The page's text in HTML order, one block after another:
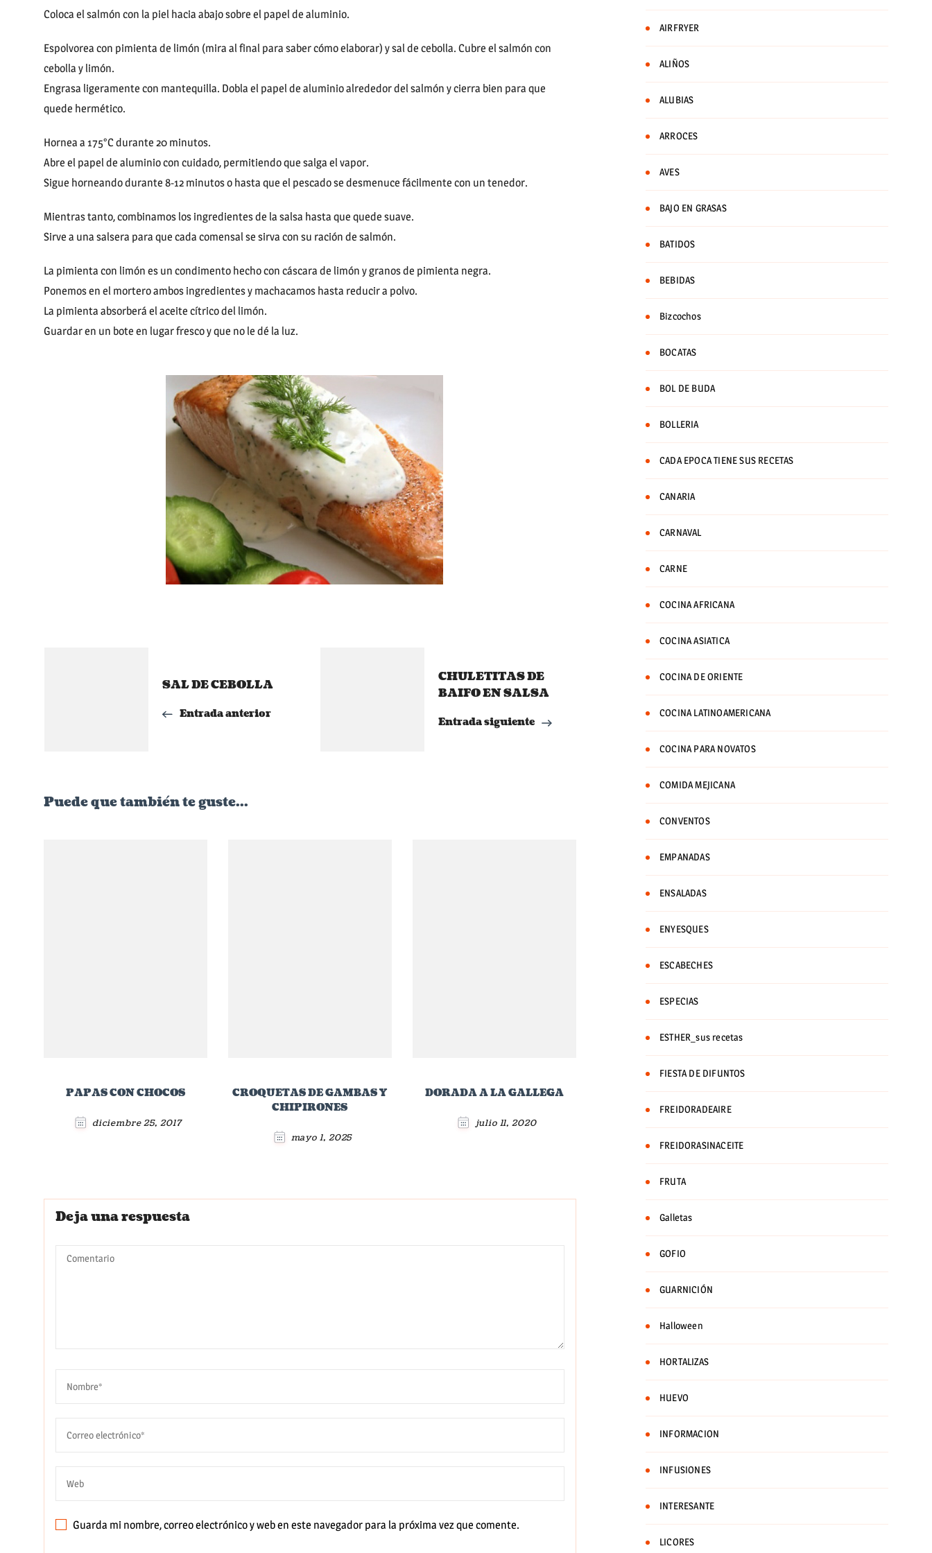
Coloca el salmón con la piel hacia abajo sobre el papel de aluminio.
Espolvorea con pimienta de limón (mira al final para saber cómo elaborar) y sal de cebolla. Cubre el salmón con
cebolla y limón.
Engrasa ligeramente con mantequilla. Dobla el papel de aluminio alrededor del salmón y cierra bien para que
quede hermético.
Hornea a 175°C durante 20 minutos.
Abre el papel de aluminio con cuidado, permitiendo que salga el vapor.
Sigue horneando durante 8-12 minutos o hasta que el pescado se desmenuce fácilmente con un tenedor.
Mientras tanto, combinamos los ingredientes de la salsa hasta que quede suave.
Sirve a una salsera para que cada comensal se sirva con su ración de salmón.
La pimienta con limón es un condimento hecho con cáscara de limón y granos de pimienta negra.
Ponemos en el mortero ambos ingredientes y machacamos hasta reducir a polvo.
La pimienta absorberá el aceite cítrico del limón.
Guardar en un bote en lugar fresco y que no le dé la luz.
SAL DE CEBOLLA
Entrada anterior
CHULETITAS DE
BAIFO EN SALSA
Entrada siguiente
Puede que también te guste...
PAPAS CON CHOCOS
diciembre 25, 2017
CROQUETAS DE GAMBAS Y
CHIPIRONES
mayo 1, 2025
DORADA A LA GALLEGA
julio 11, 2020
Deja una respuesta
Guarda mi nombre, correo electrónico y web en este navegador para la próxima vez que comente.
AIRFRYER
ALIÑOS
ALUBIAS
ARROCES
AVES
BAJO EN GRASAS
BATIDOS
BEBIDAS
Bizcochos
BOCATAS
BOL DE BUDA
BOLLERIA
CADA EPOCA TIENE SUS RECETAS
CANARIA
CARNAVAL
CARNE
COCINA AFRICANA
COCINA ASIATICA
COCINA DE ORIENTE
COCINA LATINOAMERICANA
COCINA PARA NOVATOS
COMIDA MEJICANA
CONVENTOS
EMPANADAS
ENSALADAS
ENYESQUES
ESCABECHES
ESPECIAS
ESTHER_sus recetas
FIESTA DE DIFUNTOS
FREIDORADEAIRE
FREIDORASINACEITE
FRUTA
Galletas
GOFIO
GUARNICIÓN
Halloween
HORTALIZAS
HUEVO
INFORMACION
INFUSIONES
INTERESANTE
LICORES